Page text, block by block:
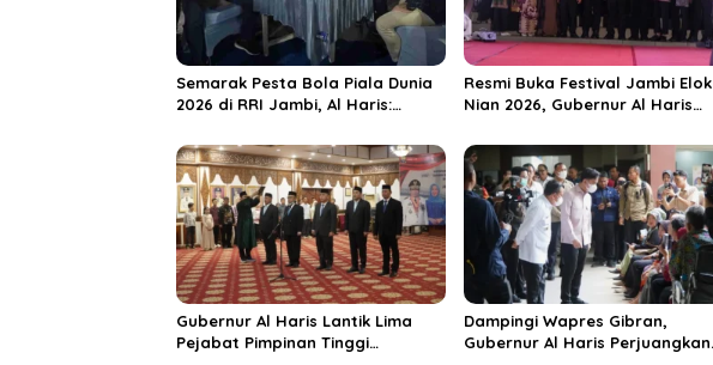
p
o
s
Semarak Pesta Bola Piala Dunia
2026 di RRI Jambi, Al Haris:
Rakyat
Resmi Buka Festival Jambi Elok
Nian 2026, Gubernur Al Haris
Destinasi Wisata Budaya
Unggulan
Gubernur Al Haris Lantik Lima
Pejabat Pimpinan Tinggi
Dampingi Wapres Gibran,
Gubernur Al Haris Perjuangkan